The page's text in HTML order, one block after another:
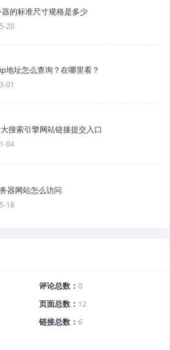
的标准尺寸规格是多少
20
地址怎么查询？在哪里看？
01
搜索引擎网站链接提交入口
04
器网站怎么访问
18
评论总数
0
页面总数
12
链接总数
6